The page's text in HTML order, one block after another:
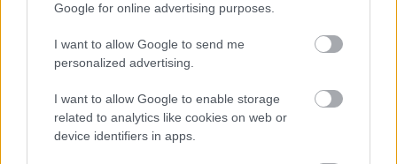
Google for online advertising purposes.
I want to allow Google to send me
personalized advertising.
I want to allow Google to enable storage
related to analytics like cookies on web or
device identifiers in apps.